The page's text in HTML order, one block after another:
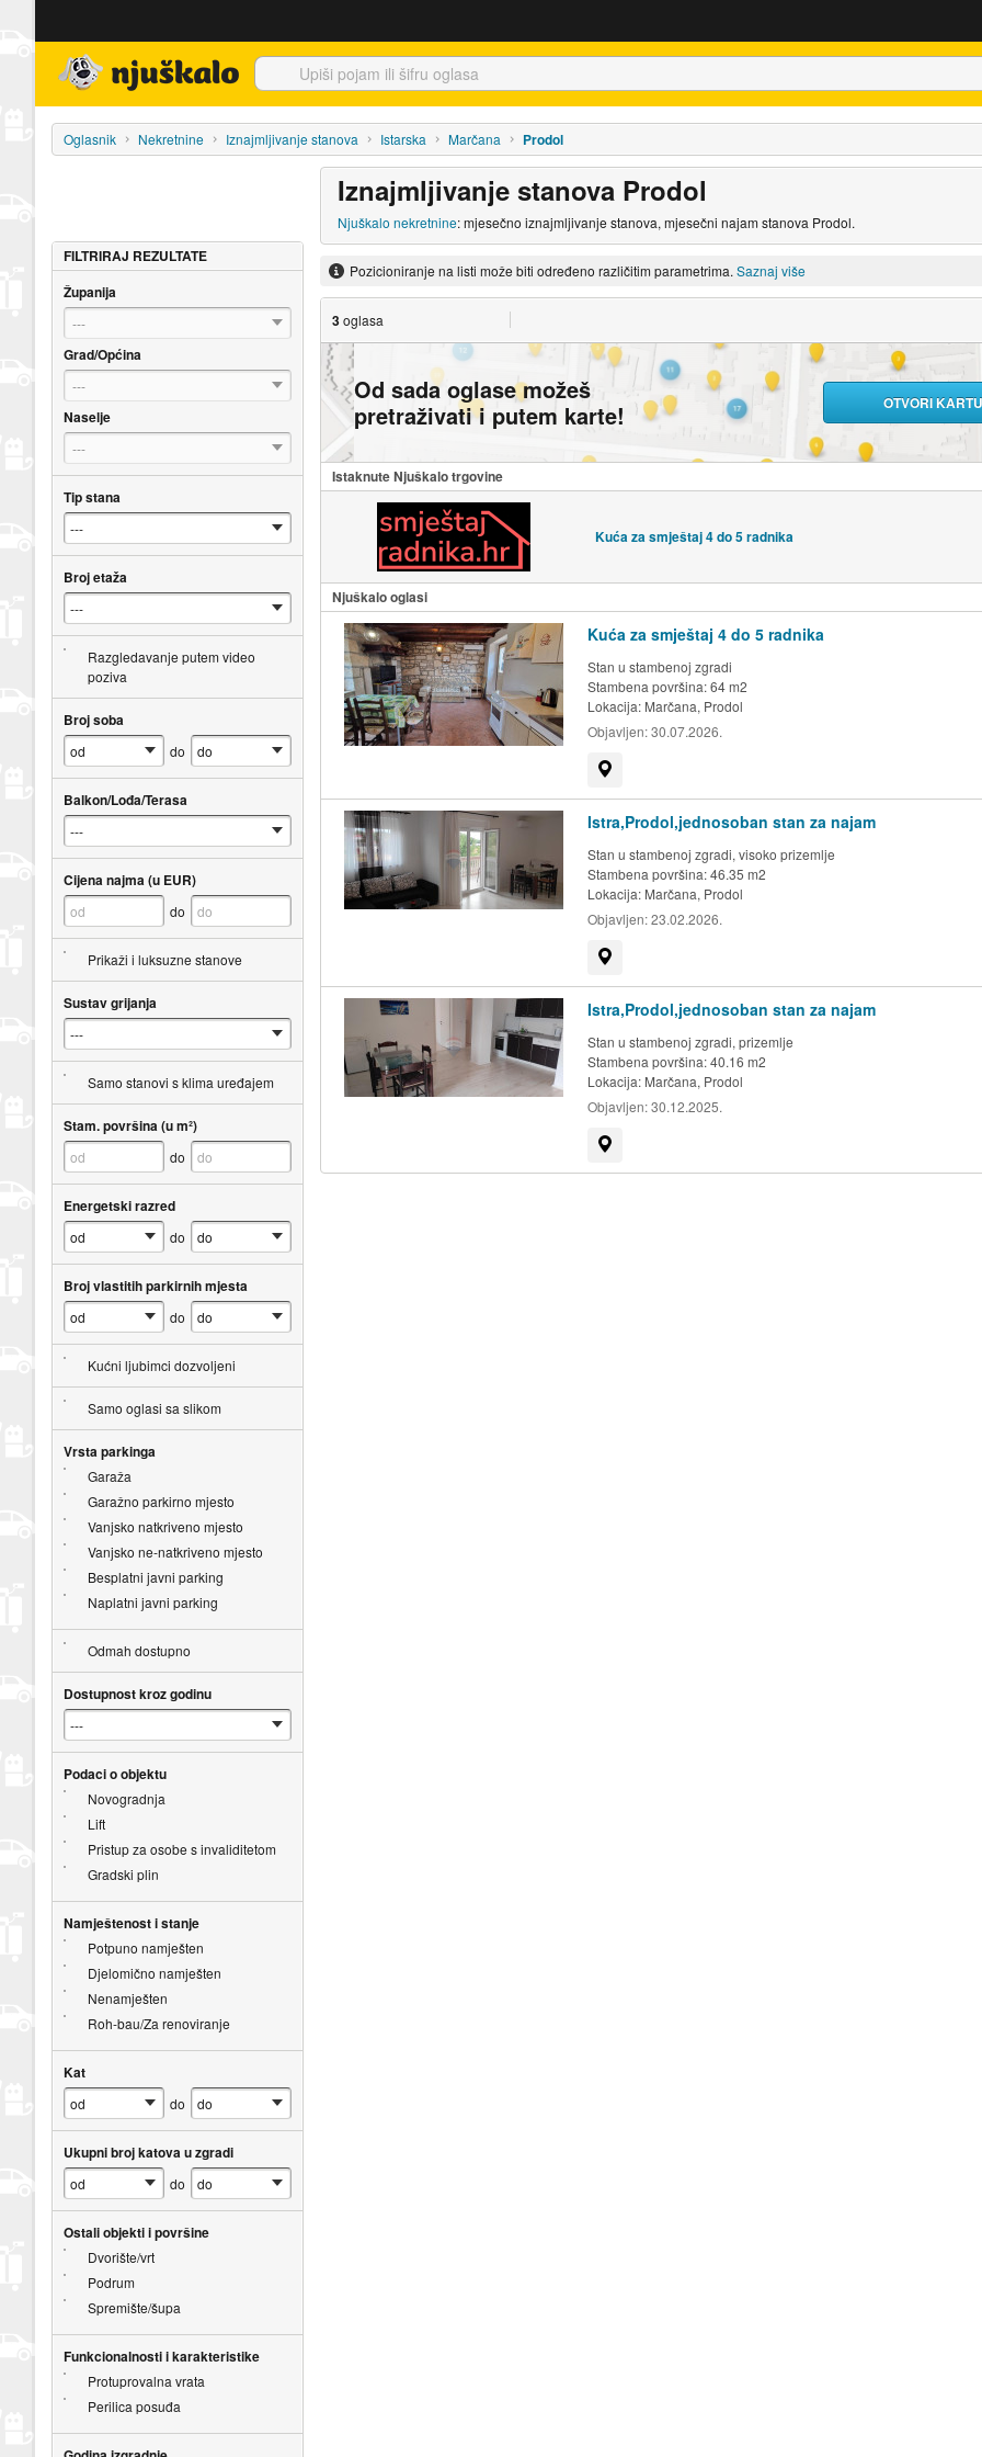
Oglasnik Nekretnine Iznajmljivanje stanova Istarska Marčana Prodol
Iznajmljivanje stanova Prodol
Njuškalo nekretnine: mjesečno iznajmljivanje stanova, mjesečni najam stanova Prodol.
Pozicioniranje na listi može biti određeno različitim parametrima. Saznaj više
3oglasa
Od sada oglase možeš
pretraživati i putem karte!
OTVORI KARTU
Istaknute Njuškalo trgovine
Kuća za smještaj 4 do 5 radnika
Njuškalo oglasi
Kuća za smještaj 4 do 5 radnika
Stan u stambenoj zgradi
Stambena površina: 64 m2
Lokacija: Marčana, Prodol
Objavljen:30.07.2026.
Istra,Prodol,jednosoban stan za najam
Stan u stambenoj zgradi, visoko prizemlje
Stambena površina: 46.35 m2
Lokacija: Marčana, Prodol
Objavljen:23.02.2026.
Istra,Prodol,jednosoban stan za najam
Stan u stambenoj zgradi, prizemlje
Stambena površina: 40.16 m2
Lokacija: Marčana, Prodol
Objavljen:30.12.2025.
FILTRIRAJ REZULTATE
Županija
---
Grad/Općina
---
Naselje
---
Tip stana
Broj etaža
Razgledavanje putem video
poziva
Broj soba
do
Balkon/Lođa/Terasa
Cijena najma (u EUR)
do
Prikaži i luksuzne stanove
Sustav grijanja
Samo stanovi s klima uređajem
Stam. površina (u m²)
do
Energetski razred
do
Broj vlastitih parkirnih mjesta
do
Kućni ljubimci dozvoljeni
Samo oglasi sa slikom
Vrsta parkinga
Garaža
Garažno parkirno mjesto
Vanjsko natkriveno mjesto
Vanjsko ne-natkriveno mjesto
Besplatni javni parking
Naplatni javni parking
Odmah dostupno
Dostupnost kroz godinu
Podaci o objektu
Novogradnja
Lift
Pristup za osobe s invaliditetom
Gradski plin
Namještenost i stanje
Potpuno namješten
Djelomično namješten
Nenamješten
Roh-bau/Za renoviranje
Kat
do
Ukupni broj katova u zgradi
do
Ostali objekti i površine
Dvorište/vrt
Podrum
Spremište/šupa
Funkcionalnosti i karakteristike
Protuprovalna vrata
Perilica posuđa